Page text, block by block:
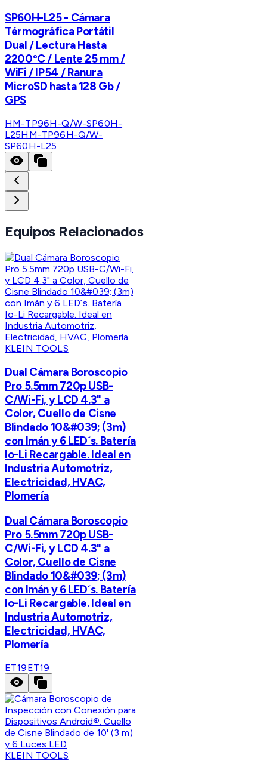
SP60H-L25 - Cámara
Térmográfica Portátil
Dual / Lectura Hasta
2200ºC / Lente 25 mm /
WiFi / IP54 / Ranura
MicroSD hasta 128 Gb /
GPS
HM-TP96H-Q/W-SP60H-
L25HM-TP96H-Q/W-
SP60H-L25
Equipos Relacionados
KLEIN TOOLS
Dual Cámara Boroscopio
Pro 5.5mm 720p USB-
C/Wi-Fi, y LCD 4.3" a
Color, Cuello de Cisne
Blindado 10&#039; (3m)
con Imán y 6 LED´s. Batería
Io-Li Recargable. Ideal en
Industria Automotriz,
Electricidad, HVAC,
Plomería
Dual Cámara Boroscopio
Pro 5.5mm 720p USB-
C/Wi-Fi, y LCD 4.3" a
Color, Cuello de Cisne
Blindado 10&#039; (3m)
con Imán y 6 LED´s. Batería
Io-Li Recargable. Ideal en
Industria Automotriz,
Electricidad, HVAC,
Plomería
ET19ET19
KLEIN TOOLS